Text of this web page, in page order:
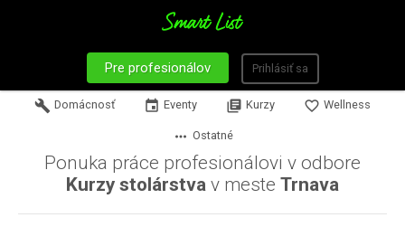
Pre profesionálov Prihlásiť sa
build Domácnosť event Eventy library_books Kurzy favorite_border Wellness
more_horiz Ostatné
Ponuka práce profesionálovi v odbore
Kurzy stolárstva v meste Trnava